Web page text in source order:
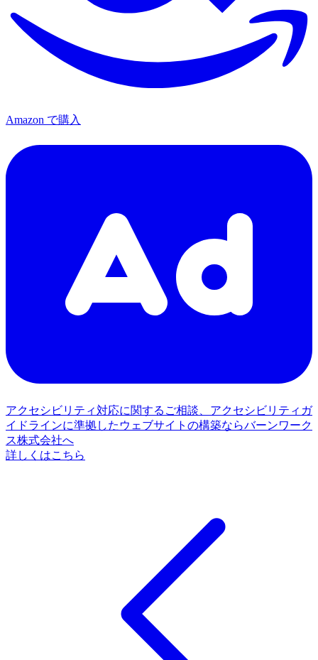
Amazon で購入
アクセシビリティ対応に関するご相談、アクセシビリティガ
イドラインに準拠したウェブサイトの構築ならバーンワーク
ス株式会社へ
詳しくはこちら